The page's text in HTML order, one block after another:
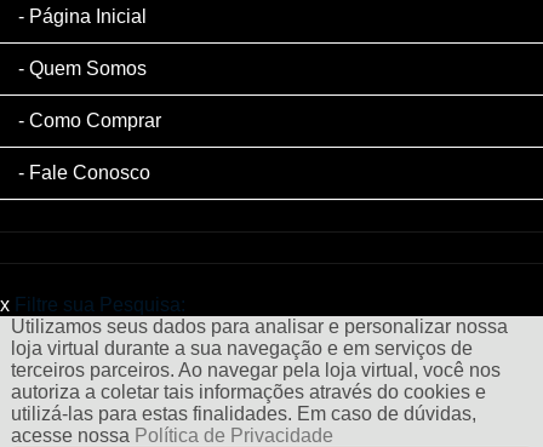
Página Inicial
Quem Somos
Como Comprar
Fale Conosco
x Filtre sua Pesquisa:
Utilizamos seus dados para analisar e personalizar nossa
loja virtual durante a sua navegação e em serviços de
terceiros parceiros. Ao navegar pela loja virtual, você nos
autoriza a coletar tais informações através do cookies e
utilizá-las para estas finalidades. Em caso de dúvidas,
acesse nossa Política de Privacidade